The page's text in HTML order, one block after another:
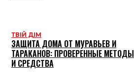
ТВІЙ ДІМ
ЗАЩИТА ДОМА ОТ МУРАВЬЕВ И
ТАРАКАНОВ: ПРОВЕРЕННЫЕ МЕТОДЫ
И СРЕДСТВА